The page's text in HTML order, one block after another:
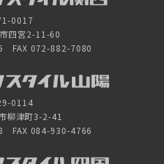
0017
四宮2-11-60
FAX 072-882-7080
0114
柳津町3-2-41
FAX 084-930-4766